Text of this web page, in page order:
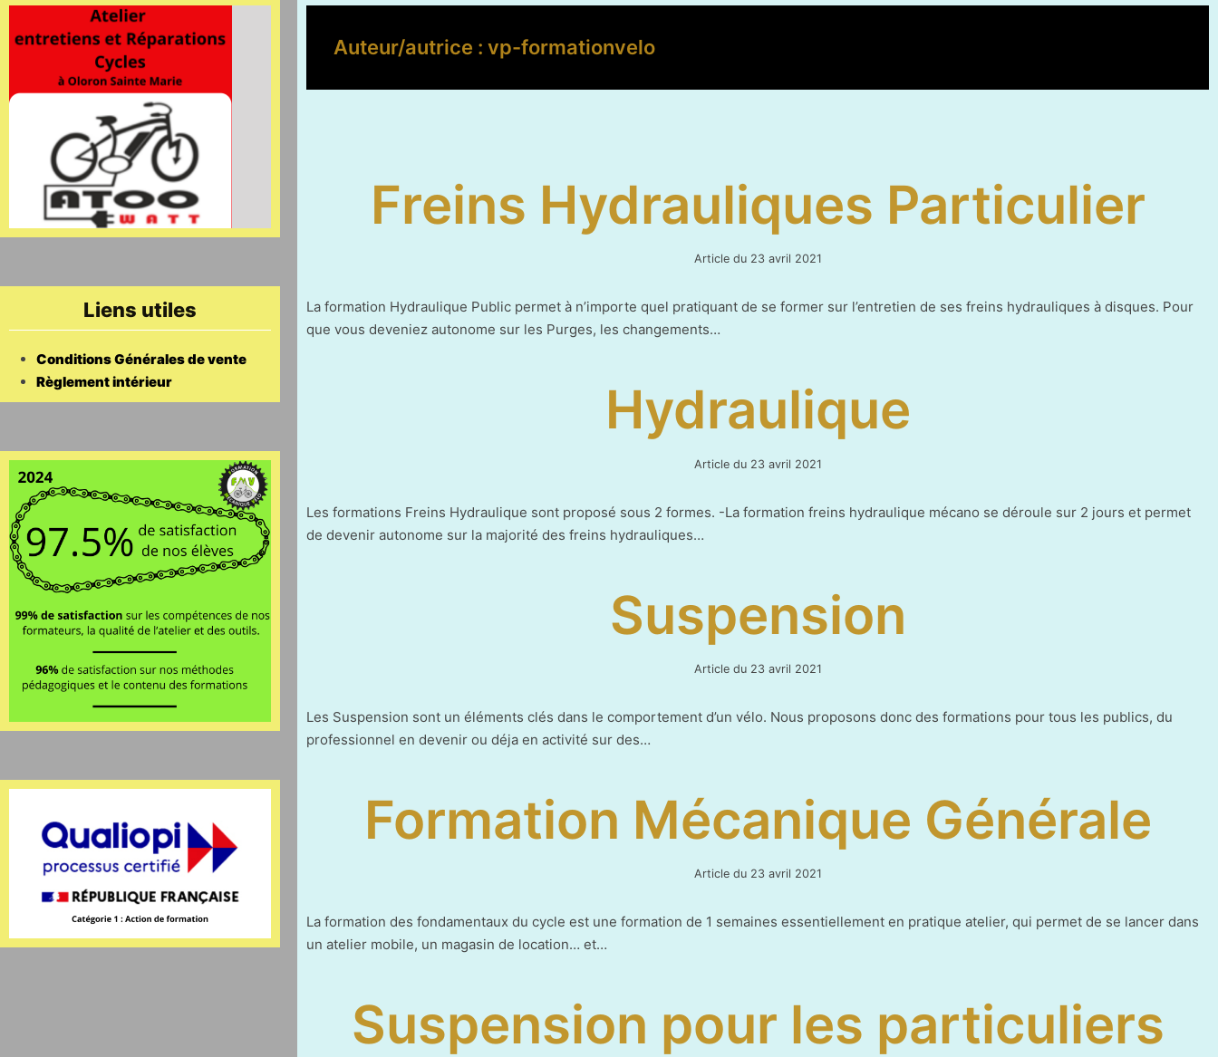
Auteur/autrice :vp-formationvelo
Freins Hydrauliques Particulier
Article du 23 avril 20216
La formation Hydraulique Public permet à n’importe quel pratiquant de se former sur l’entretien de ses freins hydrauliques à disques. Pour
que vous deveniez autonome sur les Purges, les changements…
Hydraulique
Article du 23 avril 202118
Les formations Freins Hydraulique sont proposé sous 2 formes. -La formation freins hydraulique mécano se déroule sur 2 jours et permet
de devenir autonome sur la majorité des freins hydrauliques…
Suspension
Article du 23 avril 2021
Les Suspension sont un éléments clés dans le comportement d’un vélo. Nous proposons donc des formations pour tous les publics, du
professionnel en devenir ou déja en activité sur des…
Formation Mécanique Générale
Article du 23 avril 20219
La formation des fondamentaux du cycle est une formation de 1 semaines essentiellement en pratique atelier, qui permet de se lancer dans
un atelier mobile, un magasin de location… et…
Suspension pour les particuliers
Liens utiles
Conditions Générales de vente
Règlement intérieur